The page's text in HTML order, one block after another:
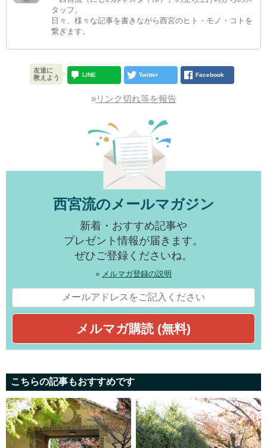
タッフ。
日々、様々な記事を書きながら西宮のヒト・モノ・コトを
繋ぎます。
友達に
教えよう
LINE Twitter Facebook
»リンク切れ等を報告
西宮流のメールマガジン
新着・おすすめ記事や
プレゼント情報が届きます。
ぜひご登録くださいね。
» メルマガ登録の説明
こちらの記事もおすすめです